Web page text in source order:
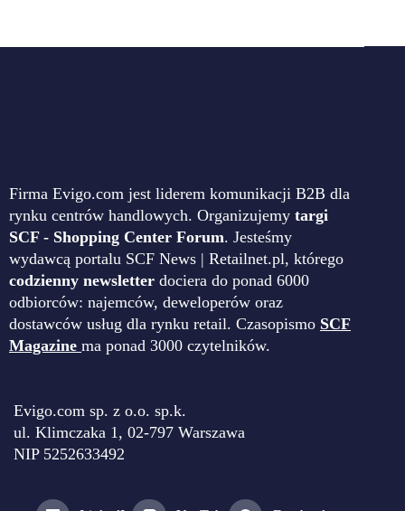
Firma Evigo.com jest liderem komunikacji B2B dla
rynku centrów handlowych. Organizujemy targi
SCF - Shopping Center Forum. Jesteśmy
wydawcą portalu SCF News | Retailnet.pl, którego
codzienny newsletter dociera do ponad 6000
odbiorców: najemców, deweloperów oraz
dostawców usług dla rynku retail. Czasopismo SCF
Magazine ma ponad 3000 czytelników.
Evigo.com sp. z o.o. sp.k.
ul. Klimczaka 1, 02-797 Warszawa
NIP 5252633492